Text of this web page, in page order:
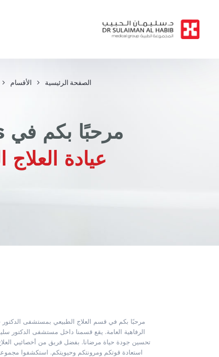
الصفحة الرئيسية الأقسام
مرحبًا بكم في HMG's
عيادة العلاج
مرحبًا بكم في قسم العلاج الطبيعي بمستشفى
الرفاهية العامة. يقع قسمنا داخل مستشفى الدكتور
تحسين جودة حياة مرضانا. بفضل فريق من أخصائيي
استعادة قوتكم ومرونتكم وحيويتكم. استكشفوا